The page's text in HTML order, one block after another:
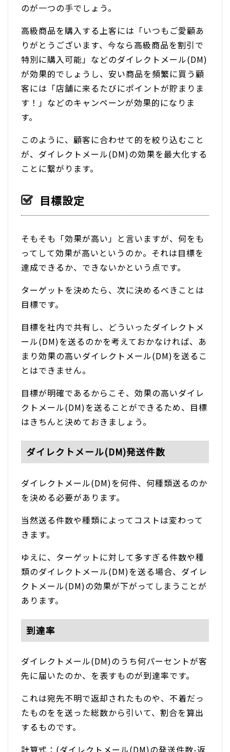
のが一つの手でしょう。
高級商品を購入する上客には「いつもご愛顧あ
りがとうございます、今なら高級商品を割引で
特別に購入可能」などのダイレクトメール(DM)
が効果的でしょうし、安い商品を頻繁に買う顧
客には「店舗に来るたびにポイントが貯まりま
す！」などのキャンペーンが効果的になりま
す。
このように、顧客に合わせて的を絞り込むこと
が、ダイレクトメール(DM)の効果を最大化する
ことに繋がります。
目標設定
そもそも「効果が高い」と言いますが、何をも
ってして効果が高いというのか。それは目標を
達成できるか、できないかという点です。
ターゲットを決めたら、次に決めるべきことは
目標です。
目標を社内で共有し、どういったダイレクトメ
ール(DM)を送るのかを考えておかなければ、あ
まり効果の高いダイレクトメール(DM)を送るこ
とはできません。
目標が明確であるからこそ、効果の高いダイレ
クトメール(DM)を送ることができるため、目標
はきちんと決めておきましょう。
ダイレクトメール(DM)発送件数
ダイレクトメール(DM)を何件、何種類送るのか
を決める必要があります。
当然送る件数や種類によってコストは変わって
きます。
ゆえに、ターゲットに対して多すぎる件数や種
類のダイレクトメール(DM)を送る場合、ダイレ
クトメール(DM)の効果が下がってしまうことが
あります。
到達率
ダイレクトメール(DM)のうち何パーセントが客
先に届いたのか、を表すものが到達率です。
これは宛先不明で返却されたものや、不着だっ
たものをを送った総数から引いて、割合を算出
するものです。